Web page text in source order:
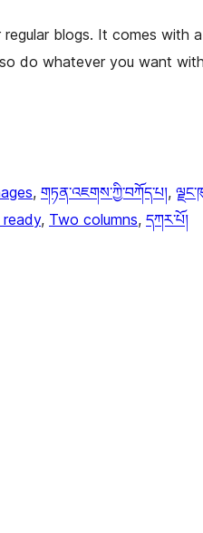
blogs. It comes with
do whatever you want
, གཏན་འཇགས་ཀྱི་བཀོད་པ།,
ready, Two columns, དཀར་པོ།